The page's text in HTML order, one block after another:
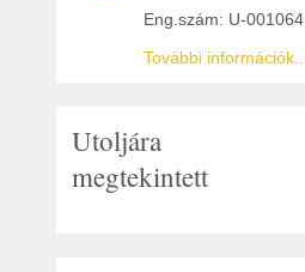
Eng.szám: U-001064
További információk...
Utoljára
megtekintett